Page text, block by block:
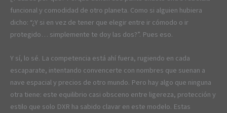
funcional y comodidad de otro planeta. Como si alguien hubiera
dicho: “¿Y si en vez de tener que elegir entre ir cómodo o ir
protegido… simplemente te doy las dos?”. Pues eso.
Y sí, lo sé. La competencia está ahí fuera, rugiendo en cada
escaparate, intentando convencerte con nombres que suenan a
nave espacial y precios de otro mundo. Pero hay algo que ninguna
otra tiene: este equilibrio casi obsceno entre ligereza, protección y
estilo que solo DXR ha sabido clavar en este modelo. Estas